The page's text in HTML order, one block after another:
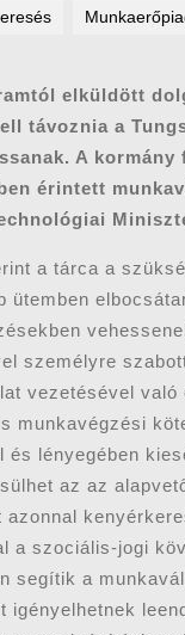
elküldött
távoznia a
A
érintett
a tárca a
ütemben
személyre
vezetésével
munkavégzési
és lényegében
az az
azonnal
a szociális-jogi
segítik a
igényelhetnek